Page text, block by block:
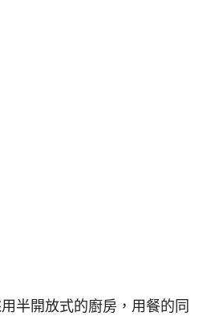
用半開放式的廚房，用餐的同